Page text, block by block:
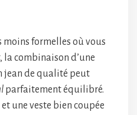
moins formelles où vous
combinaison d’une
jean de qualité peut
parfaitement équilibré.
une veste bien coupée